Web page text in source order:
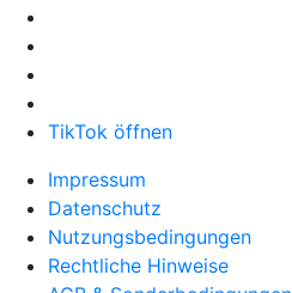
TikTok öffnen
Impressum
Datenschutz
Nutzungsbedingungen
Rechtliche Hinweise